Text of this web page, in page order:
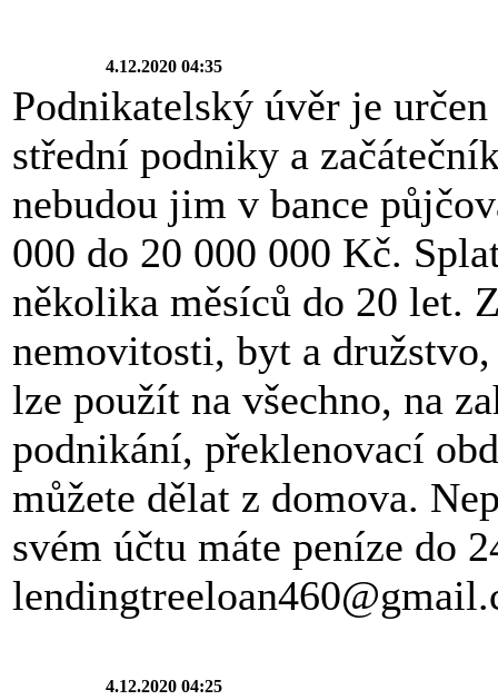
4.12.2020 04:35
Podnikatelský úvěr je
střední podniky a
nebudou jim v bance
000 do 20 000 000 Kč.
několika měsíců do 20 let.
nemovitosti, byt a
lze použít na všechno, na
podnikání, překlenovací
můžete dělat z domova.
svém účtu máte peníze do
4.12.2020 04:25